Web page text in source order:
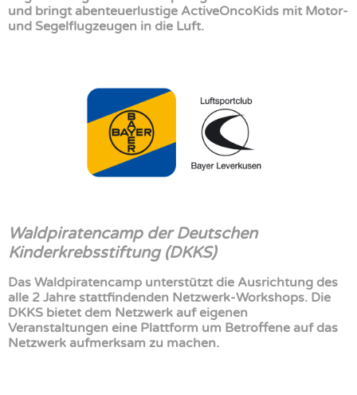
und bringt abenteuerlustige ActiveOncoKids mit Motor-
und Segelflugzeugen in die Luft.
Waldpiratencamp der Deutschen
Kinderkrebsstiftung (DKKS)
Das Waldpiratencamp unterstützt die Ausrichtung des
alle 2 Jahre stattfindenden Netzwerk-Workshops. Die
DKKS bietet dem Netzwerk auf eigenen
Veranstaltungen eine Plattform um Betroffene auf das
Netzwerk aufmerksam zu machen.